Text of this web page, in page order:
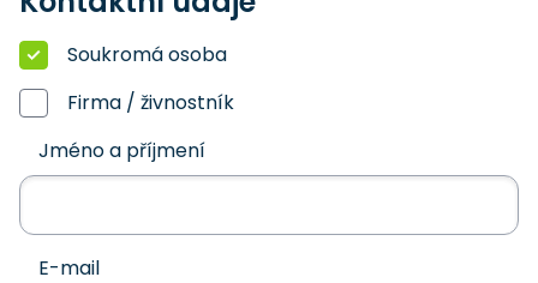
Soukromá osoba
Firma / živnostník
Jméno a příjmení
E-mail